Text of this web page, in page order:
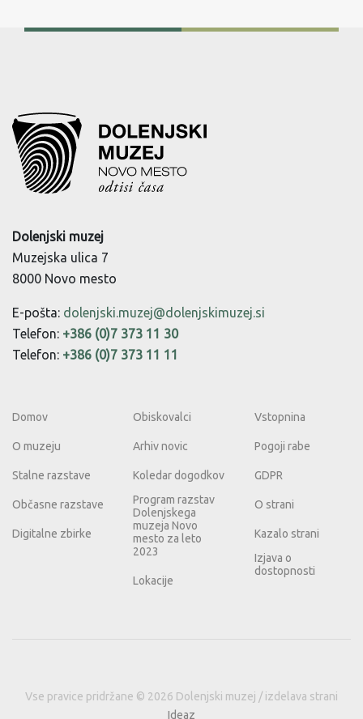
Dolenjski muzej
Muzejska ulica 7
8000 Novo mesto
E-pošta: dolenjski.muzej@dolenjskimuzej.si
Telefon: +386 (0)7 373 11 30
Telefon: +386 (0)7 373 11 11
Domov
O muzeju
Stalne razstave
Občasne razstave
Digitalne zbirke
Obiskovalci
Arhiv novic
Koledar dogodkov
Program razstav
Dolenjskega
muzeja Novo
mesto za leto
2023
Lokacije
Vstopnina
Pogoji rabe
GDPR
O strani
Kazalo strani
Izjava o
dostopnosti
Vse pravice pridržane © 2026 Dolenjski muzej / izdelava strani
Ideaz